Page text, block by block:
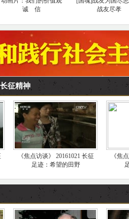
诚 信
战友尽孝
征精神
《焦点访谈》 20161021 长征
足迹：希望的田野
《焦